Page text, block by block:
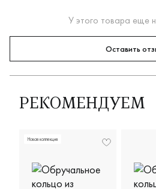
У этого товара еще
Оставить
РЕКОМЕНДУЕМ
Новая коллекция